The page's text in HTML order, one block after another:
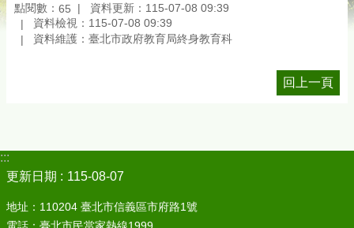
點閱數： 65
資料更新：115-07-08 09:39
資料檢視：115-07-08 09:39
資料維護：臺北市政府教育局終身教育科
回上一頁
:::
更新日期
115-08-07
地址：110204 臺北市信義區市府路1號
電話：臺北市民當家熱線1999